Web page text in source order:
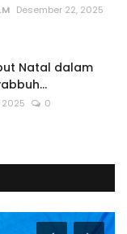
Desember 22, 2025
Natal dalam
2025 0